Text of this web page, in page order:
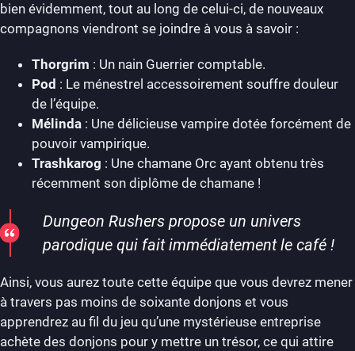
bien évidemment, tout au long de celui-ci, de nouveaux
compagnons viendront se joindre à vous à savoir :
Thorgrim : Un nain Guerrier comptable.
Pod : Le ménestrel accessoirement souffre douleur
de l’équipe.
Mélinda : Une délicieuse vampire dotée forcément de
pouvoir vampirique.
Trashkarog : Une chamane Orc ayant obtenu très
récemment son diplôme de chamane !
Dungeon Rushers propose un univers
parodique qui fait immédiatement le café !
Ainsi, vous aurez toute cette équipe que vous devrez mener
à travers pas moins de soixante donjons et vous
apprendrez au fil du jeu qu’une mystérieuse entreprise
achète des donjons pour y mettre un trésor, ce qui attire